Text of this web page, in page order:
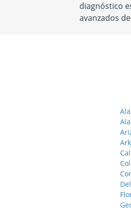
diagnóstico
avanzados